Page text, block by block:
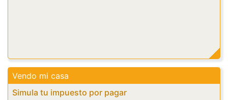
Simula tu impuesto por pagar
Vendo mi casa